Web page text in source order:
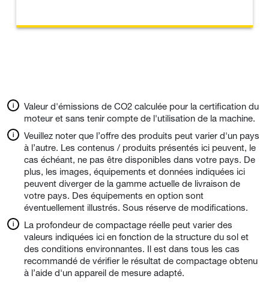
Valeur d'émissions de CO2 calculée pour la certification du
moteur et sans tenir compte de l'utilisation de la machine.
Veuillez noter que l’offre des produits peut varier d'un pays
à l’autre. Les contenus / produits présentés ici peuvent, le
cas échéant, ne pas être disponibles dans votre pays. De
plus, les images, équipements et données indiquées ici
peuvent diverger de la gamme actuelle de livraison de
votre pays. Des équipements en option sont
éventuellement illustrés. Sous réserve de modifications.
La profondeur de compactage réelle peut varier des
valeurs indiquées ici en fonction de la structure du sol et
des conditions environnantes. Il est dans tous les cas
recommandé de vérifier le résultat de compactage obtenu
à l’aide d'un appareil de mesure adapté.